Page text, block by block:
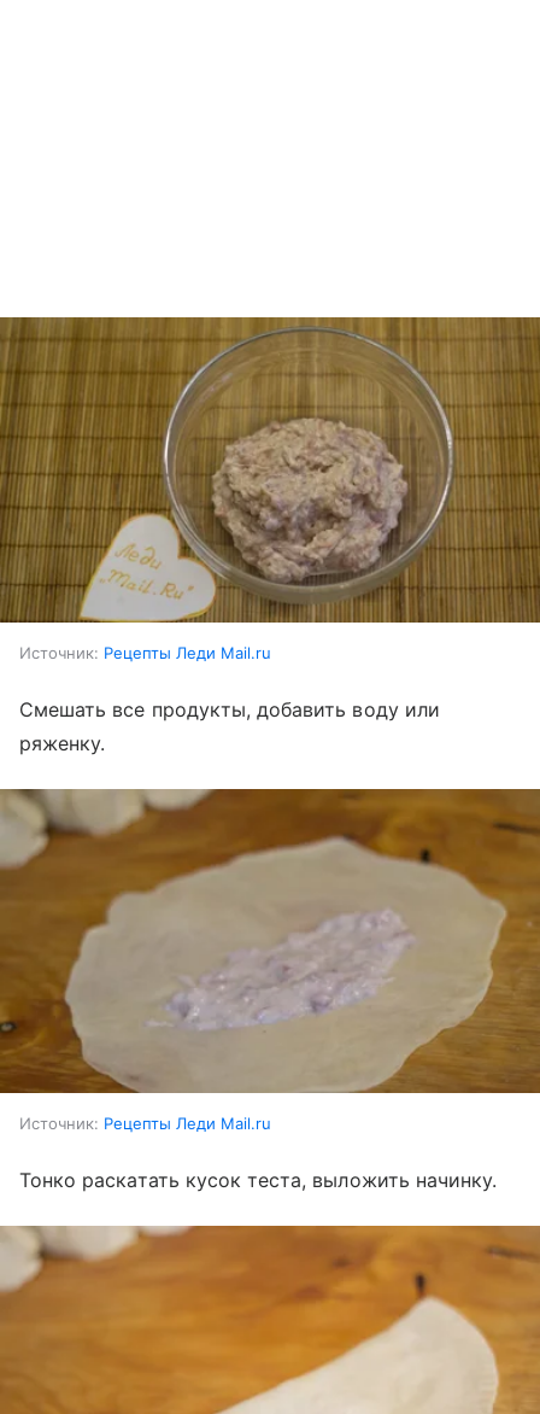
Источник: Рецепты Леди Mail.ru
Смешать все продукты, добавить воду или
ряженку.
Источник: Рецепты Леди Mail.ru
Тонко раскатать кусок теста, выложить начинку.